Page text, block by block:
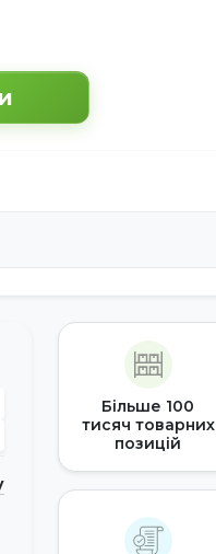
Більше 100
тисяч товарних
позицій